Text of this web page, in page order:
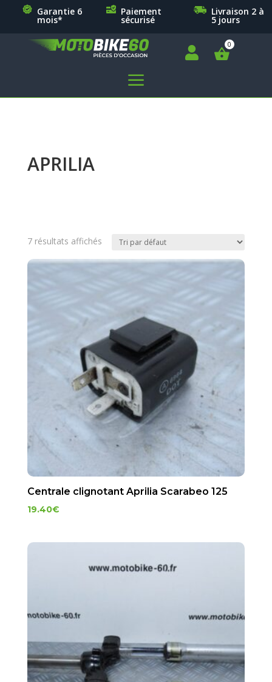
Garantie 6
mois*
Paiement
sécurisé
Livraison 2 à
5 jours

a
APRILIA
7 résultats affichés
Centrale clignotant Aprilia Scarabeo 125
19.40€